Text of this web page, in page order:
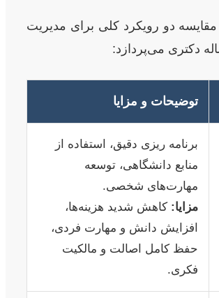
دو رویکرد کلی برای مدیریت
دکتری می‌پردازد:
توضیحات و مزایا
برنامه ریزی دقیق، استفاده از
منابع دانشگاهی، توسعه
مهارت‌های شخصی.
مزایا: کاهش شدید هزینه‌ها،
افزایش دانش و مهارت فردی،
حفظ کامل اصالت و مالکیت
فکری.